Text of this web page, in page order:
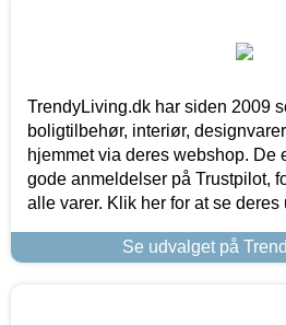
TrendyLiving.dk har siden 2009
boligtilbehør, interiør,
hjemmet via deres webshop. De
gode anmeldelser på Trustpilot,
alle varer. Klik her for at se deres
Se udvalget på